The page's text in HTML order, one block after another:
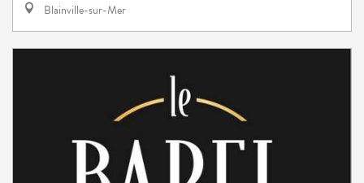
Blainville-sur-Mer